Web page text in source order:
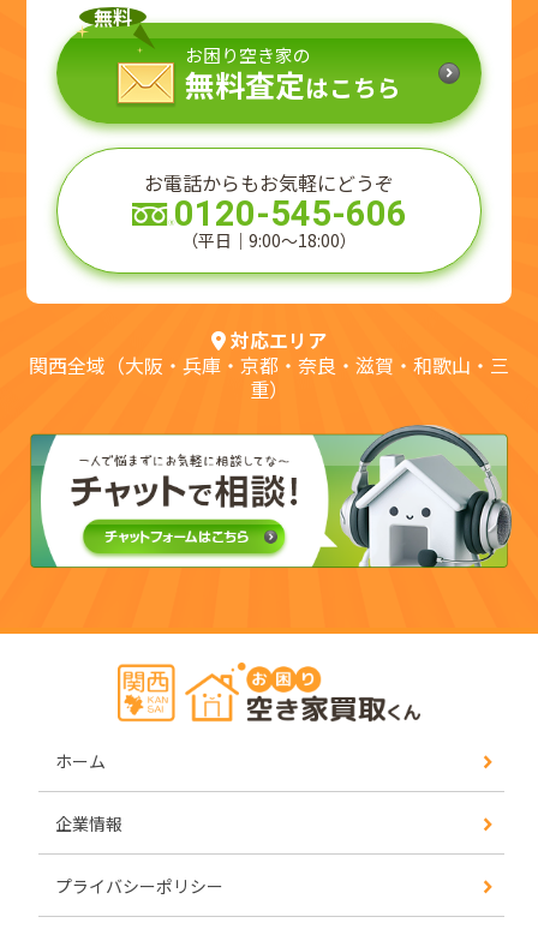
無料
お困り空き家の
無料査定はこちら
お電話からもお気軽にどうぞ
0120-545-606
（平日｜9:00～18:00）
対応エリア
関西全域（大阪・兵庫・京都・奈良・滋賀・和歌山・三
重）
ホーム
企業情報
プライバシーポリシー